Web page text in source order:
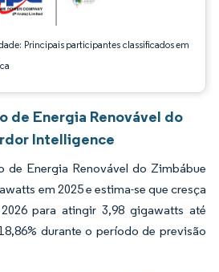
Principais participantes classificados em
de Energia Renovável do
Intelligence
de Energia Renovável do Zimbábue
em 2025 e estima-se que cresça
para atingir 3,98 gigawatts até
durante o período de previsão